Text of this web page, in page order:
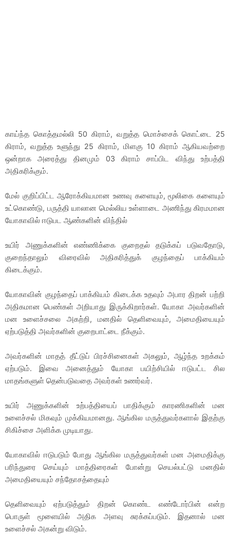
காய்ந்த கொத்தமல்லி 50 கிராம், வறுத்த மொச்சைக் கொட்டை 25
கிராம், வறுத்த உளுந்து 25 கிராம், மிளகு 10 கிராம் ஆகியவற்றை
ஒன்றாக அரைத்து தினமும் 03 கிராம் சாப்பிட விந்து உற்பத்தி
அதிகரிக்கும்.
மேல் குறிப்பிட்ட ஆரோக்கியமான உணவு களையும், மூலிகை களையும்
உட்கொண்டு, பருத்தி யாலான மெல்லிய உள்ளாடை அணிந்து கிரமமான
யோகாவில் ஈடுபட ஆண்களின் விந்தில்
உயிர் அணுக்களின் எண்ணிக்கை குறைதல் தடுக்கப் படுவதோடு,
குறைந்தாலும் விரைவில் அதிகரித்துக் குழந்தைப் பாக்கியம்
கிடைக்கும்.
யோகாவின் குழந்தைப் பாக்கியம் கிடைக்க உதவும் அபார திறன் பற்றி
அதிகமான பெண்கள் அறியாது இருக்கிறார்கள். யோகா அவர்களின்
மன உளைச்சலை அகற்றி, மனதில் தெளிவையும், அமைதியையும்
ஏற்படுத்தி அவர்களின் குறைபாட்டை நீக்கும்.
அவர்களின் மாதத் தீட்டுப் பிரச்சினைகள் அகலும், ஆழ்ந்த உறக்கம்
ஏற்படும். இவை அனைத்தும் யோகா பயிற்சியில் ஈடுபட்ட சில
மாதங்களுள் தென்படுவதை அவர்கள் உணர்வர்.
உயிர் அணுக்களின் உற்பத்தியைப் பாதிக்கும் காரணிகளின் மன
உளைச்சல் மிகவும் முக்கியமானது. ஆங்கில மருத்துவர்களால் இதற்கு
சிகிச்சை அளிக்க முடியாது.
யோகாவில் ஈடுபடும் போது ஆங்கில மருத்துவர்கள் மன அமைதிக்கு
பரிந்துரை செய்யும் மாத்திரைகள் போன்று செயல்பட்டு மனதில்
அமைதியையும் சந்தோசத்தையும்
தெளிவையும் ஏற்படுத்தும் திறன் கொண்ட எண்டோர்பின் என்ற
பொருள் மூளையில் அதிக அளவு சுரக்கப்படும். இதனால் மன
உளைச்சல் அகன்று விடும்.